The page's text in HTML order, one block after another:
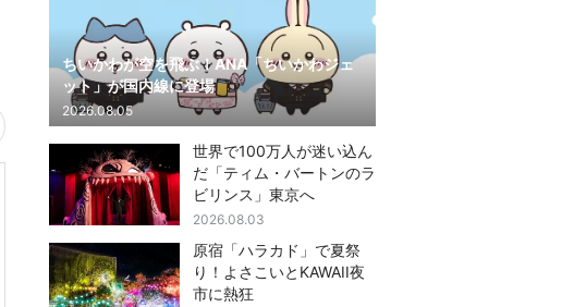
ちいかわが空を飛ぶ！ANA「ちいかわジェ
ット」が国内線に登場
2026.08.05
世界で100万人が迷い込ん
だ「ティム・バートンのラ
ビリンス」東京へ
2026.08.03
原宿「ハラカド」で夏祭
り！よさこいとKAWAII夜
市に熱狂